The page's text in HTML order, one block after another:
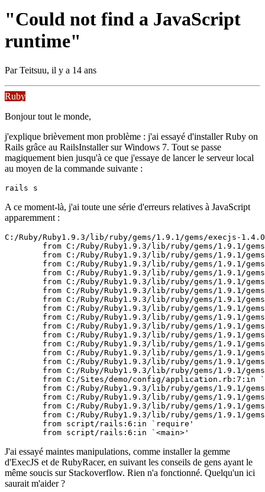
"Could not find a JavaScript
runtime"
ParTeitsuu, il y a 14 ans
Ruby
Bonjour tout le monde,
j'explique brièvement mon problème : j'ai essayé d'installer Ruby on
Rails grâce au RailsInstaller sur Windows 7. Tout se passe
magiquement bien jusqu'à ce que j'essaye de lancer le serveur local
au moyen de la commande suivante :
rails s
A ce moment-là, j'ai toute une série d'erreurs relatives à JavaScript
apparemment :
C:/Ruby/Ruby1.9.3/lib/ruby/gems/1.9.1/gems/execjs-
from C:/Ruby/Ruby1.9.3/lib/ruby/gems/1.9.1/
from C:/Ruby/Ruby1.9.3/lib/ruby/gems/1.9.1/
from C:/Ruby/Ruby1.9.3/lib/ruby/gems/1.9.1/
from C:/Ruby/Ruby1.9.3/lib/ruby/gems/1.9.1/
from C:/Ruby/Ruby1.9.3/lib/ruby/gems/1.9.1/
from C:/Ruby/Ruby1.9.3/lib/ruby/gems/1.9.1/
from C:/Ruby/Ruby1.9.3/lib/ruby/gems/1.9.1/
from C:/Ruby/Ruby1.9.3/lib/ruby/gems/1.9.1/
from C:/Ruby/Ruby1.9.3/lib/ruby/gems/1.9.1/
from C:/Ruby/Ruby1.9.3/lib/ruby/gems/1.9.1/
from C:/Ruby/Ruby1.9.3/lib/ruby/gems/1.9.1/
from C:/Ruby/Ruby1.9.3/lib/ruby/gems/1.9.1/
from C:/Ruby/Ruby1.9.3/lib/ruby/gems/1.9.1/
from C:/Ruby/Ruby1.9.3/lib/ruby/gems/1.9.1/
from C:/Ruby/Ruby1.9.3/lib/ruby/gems/1.9.1/
from C:/Sites/demo/config/application.rb:7:in
from C:/Ruby/Ruby1.9.3/lib/ruby/gems/1.9.1/
from C:/Ruby/Ruby1.9.3/lib/ruby/gems/1.9.1/
from C:/Ruby/Ruby1.9.3/lib/ruby/gems/1.9.1/
from C:/Ruby/Ruby1.9.3/lib/ruby/gems/1.9.1/
        from script/rails:6:in `require'
        from script/rails:6:in `<main>'
J'ai essayé maintes manipulations, comme installer la gemme
d'ExecJS et de RubyRacer, en suivant les conseils de gens ayant le
même soucis sur Stackoverflow. Rien n'a fonctionné. Quelqu'un ici
saurait m'aider ?